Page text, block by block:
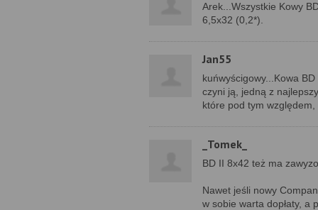
Arek...Wszystkie Kowy
6,5x32 (0,2*).
Jan55
kuńwyścigowy...Kowa
czyni ją, jedną z
które pod tym
_Tomek_
BD II 8x42 też ma
Nawet jeśli nowy
w sobie warta dopłaty, a